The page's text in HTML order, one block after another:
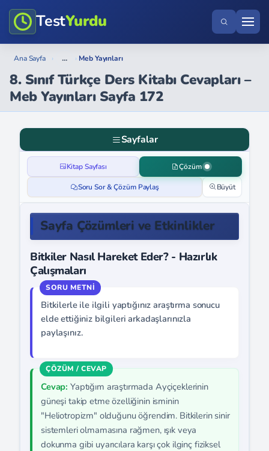
TestYurdu
Ana Sayfa › ... › Meb Yayınları
8. Sınıf Türkçe Ders Kitabı Cevapları –
Meb Yayınları Sayfa 172
Sayfalar
Kitap Sayfası Çözüm
Soru Sor & Çözüm Paylaş Büyüt
Sayfa Çözümleri ve Etkinlikler
Bitkiler Nasıl Hareket Eder? - Hazırlık
Çalışmaları
Bitkilerle ile ilgili yaptığınız araştırma sonucu
elde ettiğiniz bilgileri arkadaşlarınızla
paylaşınız.
Cevap: Yaptığım araştırmada Ayçiçeklerinin
güneşi takip etme özelliğinin isminin
"Heliotropizm" olduğunu öğrendim. Bitkilerin sinir
sistemleri olmamasına rağmen, ışık veya
dokunma gibi uyarıcılara karşı çok ilginç fiziksel